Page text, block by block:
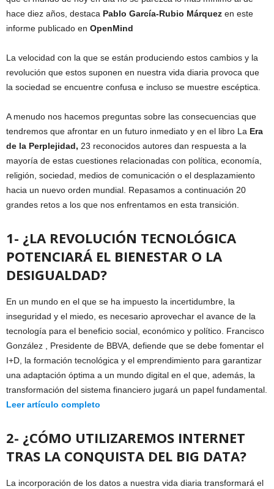
hace diez años, destaca Pablo García-Rubio Márquez en este
informe publicado en OpenMind
La velocidad con la que se están produciendo estos cambios y la
revolución que estos suponen en nuestra vida diaria provoca que
la sociedad se encuentre confusa e incluso se muestre escéptica.
A menudo nos hacemos preguntas sobre las consecuencias que
tendremos que afrontar en un futuro inmediato y en el libro La Era
de la Perplejidad, 23 reconocidos autores dan respuesta a la
mayoría de estas cuestiones relacionadas con política, economía,
religión, sociedad, medios de comunicación o el desplazamiento
hacia un nuevo orden mundial. Repasamos a continuación 20
grandes retos a los que nos enfrentamos en esta transición.
1- ¿LA REVOLUCIÓN TECNOLÓGICA
POTENCIARÁ EL BIENESTAR O LA
DESIGUALDAD?
En un mundo en el que se ha impuesto la incertidumbre, la
inseguridad y el miedo, es necesario aprovechar el avance de la
tecnología para el beneficio social, económico y político. Francisco
González , Presidente de BBVA, defiende que se debe fomentar el
I+D, la formación tecnológica y el emprendimiento para garantizar
una adaptación óptima a un mundo digital en el que, además, la
transformación del sistema financiero jugará un papel fundamental.
Leer artículo completo
2- ¿CÓMO UTILIZAREMOS INTERNET
TRAS LA CONQUISTA DEL BIG DATA?
La incorporación de los datos a nuestra vida diaria transformará el